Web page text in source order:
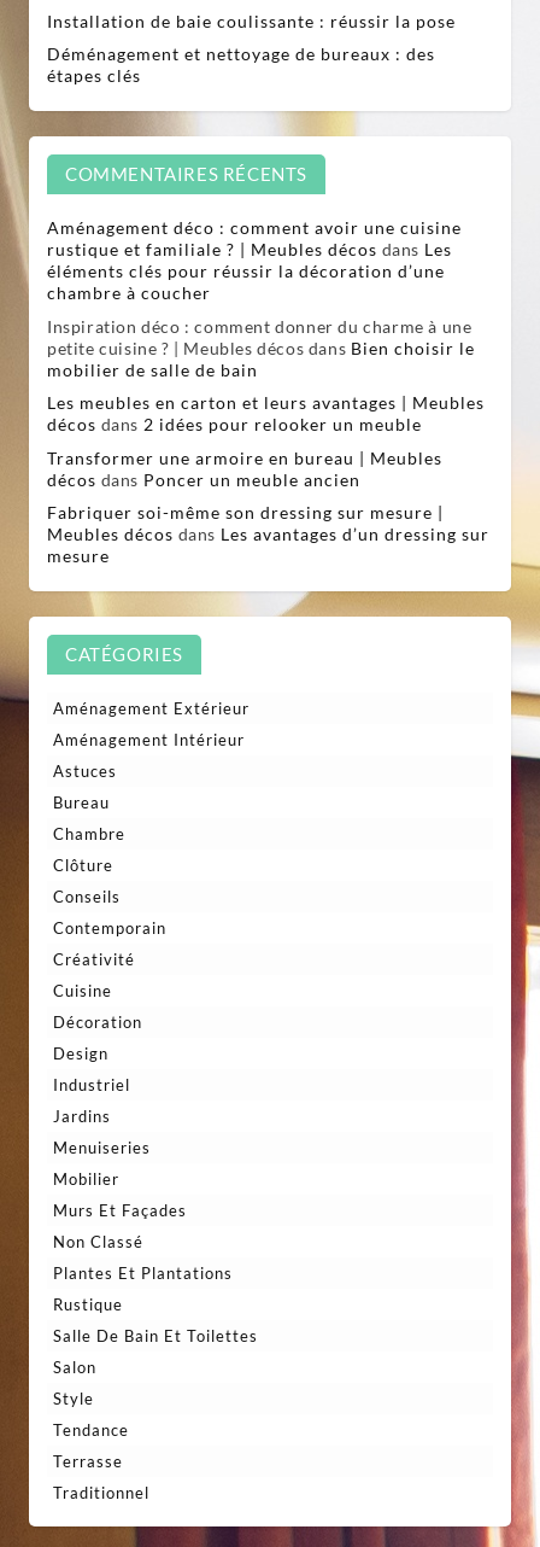
Installation de baie coulissante : réussir la pose
Déménagement et nettoyage de bureaux : des
étapes clés
COMMENTAIRES RÉCENTS
Aménagement déco : comment avoir une cuisine
rustique et familiale ? | Meubles décos dans Les
éléments clés pour réussir la décoration d’une
chambre à coucher
Inspiration déco : comment donner du charme à une
petite cuisine ? | Meubles décos dans Bien choisir le
mobilier de salle de bain
Les meubles en carton et leurs avantages | Meubles
décos dans 2 idées pour relooker un meuble
Transformer une armoire en bureau | Meubles
décos dans Poncer un meuble ancien
Fabriquer soi-même son dressing sur mesure |
Meubles décos dans Les avantages d’un dressing sur
mesure
CATÉGORIES
Aménagement Extérieur
Aménagement Intérieur
Astuces
Bureau
Chambre
Clôture
Conseils
Contemporain
Créativité
Cuisine
Décoration
Design
Industriel
Jardins
Menuiseries
Mobilier
Murs Et Façades
Non Classé
Plantes Et Plantations
Rustique
Salle De Bain Et Toilettes
Salon
Style
Tendance
Terrasse
Traditionnel